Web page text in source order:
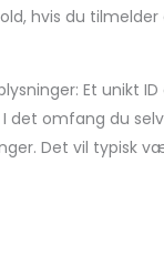
hvis du
Et unikt
det omfang du
Det vil typisk